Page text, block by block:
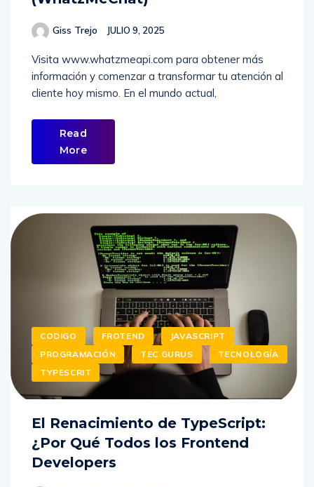
Giss Trejo JULIO 9, 2025
Visita www.whatzmeapi.com para obtener más
información y comenzar a transformar tu atención al
cliente hoy mismo. En el mundo actual,
Read
More
CODIGO FROTEND
JAVASCRIPT
PROGRAMACIÓN
TEC GURUS
TECNOLOGÍA
TYPESCRIT
El Renacimiento de TypeScript:
¿Por Qué Todos los Frontend
Developers